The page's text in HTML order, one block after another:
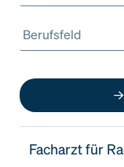
Berufsfeld
Facharzt für